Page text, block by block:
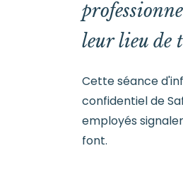
leur lieu de
Cette séance
confidentiel de
employés
font.